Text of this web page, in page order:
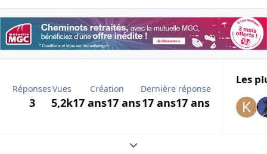
Réponses
3
Vues
5,2k
Création
17 ans17 ans
Dernière réponse
17 ans17 ans
Les
Expand topic overview